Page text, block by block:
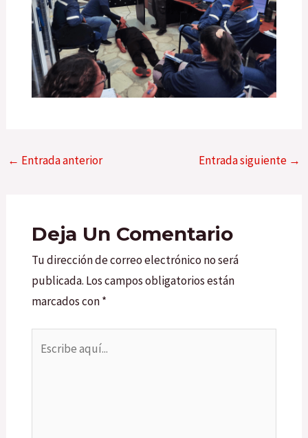
← Entrada anterior Entrada siguiente →
Deja Un Comentario
Tu dirección de correo electrónico no será
publicada. Los campos obligatorios están
marcados con*